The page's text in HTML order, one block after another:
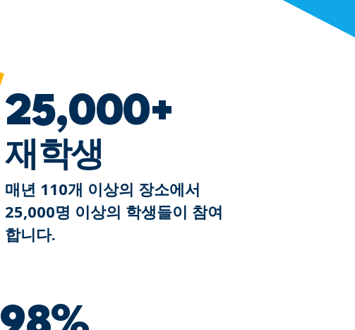
25,000+
재학생
매년 110개 이상의 장소에서
25,000명 이상의 학생들이 참여
합니다.